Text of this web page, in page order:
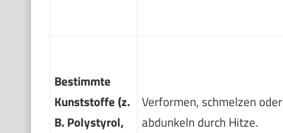
Bestimmte
Kunststoffe (z.
B. Polystyrol,
Verformen, schmelzen oder
abdunkeln durch Hitze.